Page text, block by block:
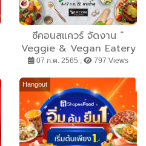
ซีคอนสแควร์ จัดงาน “
Veggie & Vegan Eatery
” เอาใจคนรักสุขภาพคัดสรร
อาหารและสินค้า “กินดี อยู่ดี
ใช้ดี”
07 ก.ค. 2565 , 797 Views
Hangout